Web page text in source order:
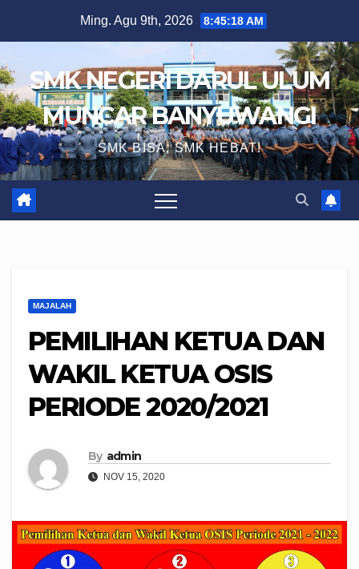
Ming. Agu 9th, 2026 8:45:19 AM
SMK NEGERI DARUL ULUM
MUNCAR BANYUWANGI
SMK BISA, SMK HEBAT!
MAJALAH
PEMILIHAN KETUA DAN
WAKIL KETUA OSIS
PERIODE 2020/2021
By admin
NOV 15, 2020